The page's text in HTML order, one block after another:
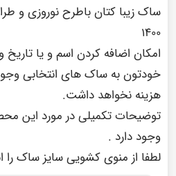
ساک زیبا کتان باطرح نوروزی و
۱۴۰۰
امکان اضافه کردن اسم و یا
خودتون به ساک های انتخابی وجود
هزینه نخواهد داشت.
توضیحات تکمیلی در مورد این
وجود دارد .
لطفا از منوی کشویی سایز ساک را